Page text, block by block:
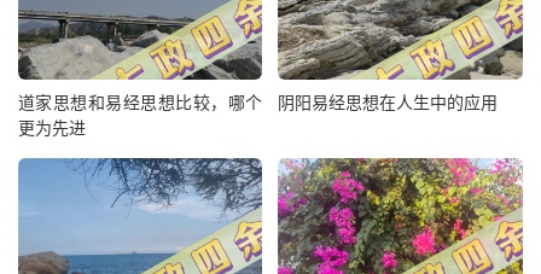
道家思想和易经思想比较，哪个
更为先进
阴阳易经思想在人生中的应用